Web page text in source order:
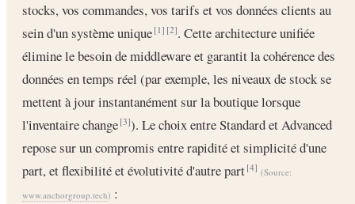
stocks, vos commandes, vos tarifs et vos données clients au
sein d'un système unique[1] [2]. Cette architecture unifiée
élimine le besoin de middleware et garantit la cohérence des
données en temps réel (par exemple, les niveaux de stock se
mettent à jour instantanément sur la boutique lorsque
l'inventaire change[3]). Le choix entre Standard et Advanced
repose sur un compromis entre rapidité et simplicité d'une
part, et flexibilité et évolutivité d'autre part[4] (Source:
www.anchorgroup.tech) :